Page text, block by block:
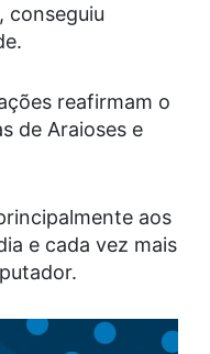
conseguiu
reafirmam o
de Araioses e
aos
e cada vez mais